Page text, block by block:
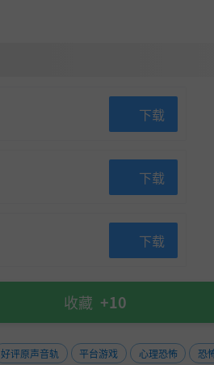
下载
下载
下载
收藏 +10
好评原声音轨 平台游戏 心理恐怖 恐